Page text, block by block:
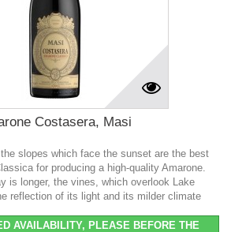
Costasera, Masi
slopes which face the sunset are the best
for producing a high-quality Amarone.
is longer, the vines, which overlook Lake
reflection of its light and its milder climate
AVAILABILITY, PLEASE BEFORE THE